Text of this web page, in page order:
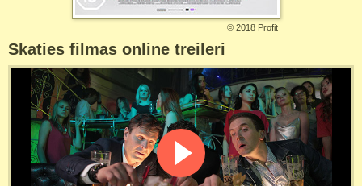
© 2018 Profit
Skaties filmas online treileri